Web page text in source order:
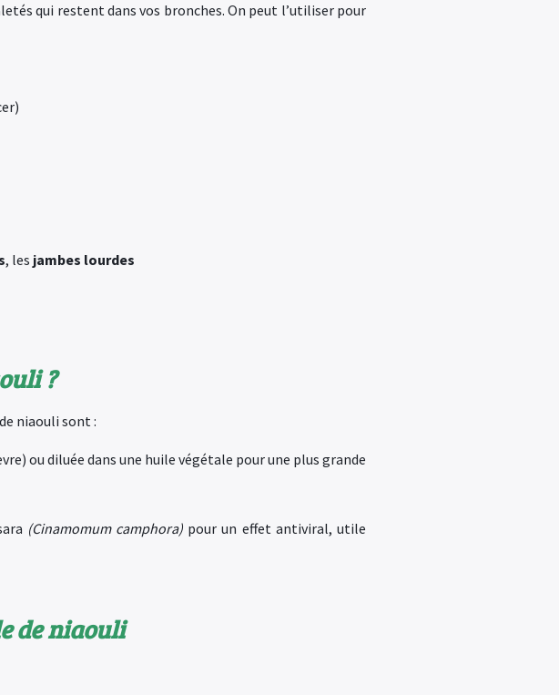
qui restent dans vos bronches. On peut l’utiliser pour
, les jambes lourdes
?
niaouli sont :
ou diluée dans une huile végétale pour une plus grande
(Cinamomum camphora) pour un effet antiviral, utile
deniaouli